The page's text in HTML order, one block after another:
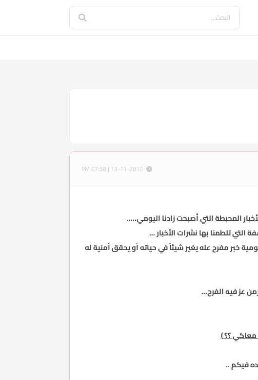
المحبطة التي أصبحت زادنا اليومي.....
التي تلطمنا بها نشرات الأخبار ...
خبر مفرح عله يغير شيئاً في حياته أو يحقق أمنية له
عز فيه الفرح...
معاكي ؟؟ )
فيكم ..